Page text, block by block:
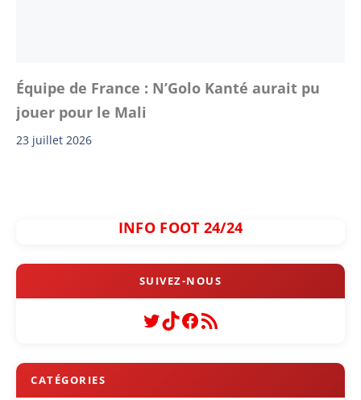
Équipe de France : N’Golo Kanté aurait pu
jouer pour le Mali
23 juillet 2026
INFO FOOT 24/24
Twitter
TikTok
Facebook
Flux RSS